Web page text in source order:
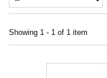
Showing 1 - 1 of 1 item